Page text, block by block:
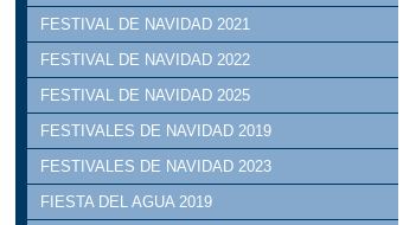
FESTIVAL DE NAVIDAD 2021
FESTIVAL DE NAVIDAD 2022
FESTIVAL DE NAVIDAD 2025
FESTIVALES DE NAVIDAD 2019
FESTIVALES DE NAVIDAD 2023
FIESTA DEL AGUA 2019